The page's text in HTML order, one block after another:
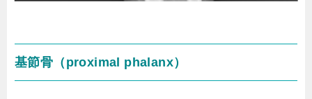
基節骨（proximal phalanx）